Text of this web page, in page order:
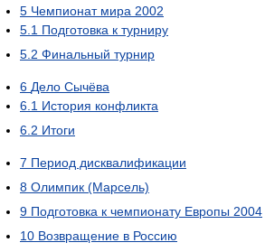
5 Чемпионат мира 2002
5.1 Подготовка к турниру
5.2 Финальный турнир
6 Дело Сычёва
6.1 История конфликта
6.2 Итоги
7 Период дисквалификации
8 Олимпик (Марсель)
9 Подготовка к чемпионату Европы 2004
10 Возвращение в Россию